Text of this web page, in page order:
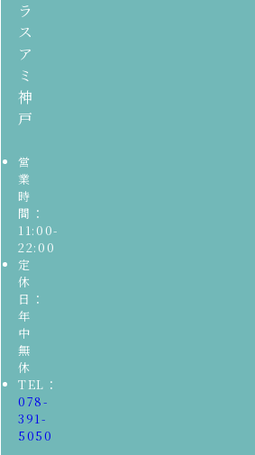
ラ
ス
ア
ミ
神
戸
営
業
時
間：
11:00-
22:00
定
休
日：
年
中
無
休
TEL：
078-
391-
5050